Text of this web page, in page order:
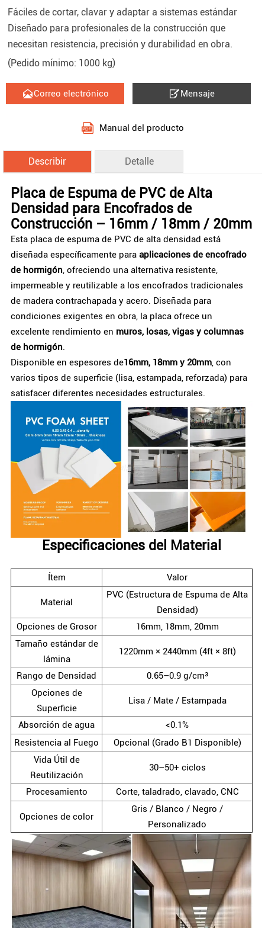
Fáciles de cortar, clavar y adaptar a sistemas estándar
Diseñado para profesionales de la construcción que
necesitan resistencia, precisión y durabilidad en obra.
(Pedido mínimo: 1000 kg)
Correo electrónico Mensaje
Manual del producto
Describir Detalle
Placa de Espuma de PVC de Alta
Densidad para Encofrados de
Construcción – 16mm / 18mm / 20mm
Esta placa de espuma de PVC de alta densidad está
diseñada específicamente paraaplicaciones de encofrado
de hormigón, ofreciendo una alternativa resistente,
impermeable y reutilizable a los encofrados tradicionales
de madera contrachapada y acero. Diseñada para
condiciones exigentes en obra, la placa ofrece un
excelente rendimiento en muros, losas, vigas y columnas
de hormigón.
Disponible en espesores de16mm, 18mm y 20mm, con
varios tipos de superficie (lisa, estampada, reforzada) para
satisfacer diferentes necesidades estructurales.
Especificaciones del Material
Ítem Valor
Material
PVC (Estructura de Espuma de Alta
Densidad)
Opciones de Grosor
16mm, 18mm, 20mm
Tamaño estándar de
lámina
1220mm × 2440mm (4ft × 8ft)
Rango de Densidad
0.65–0.9 g/cm³
Opciones de
Superficie
Lisa / Mate / Estampada
Absorción de agua
<0.1%
Resistencia al Fuego
Opcional (Grado B1 Disponible)
Vida Útil de
Reutilización
30–50+ ciclos
Procesamiento Corte, taladrado, clavado, CNC
Opciones de color
Gris / Blanco / Negro /
Personalizado